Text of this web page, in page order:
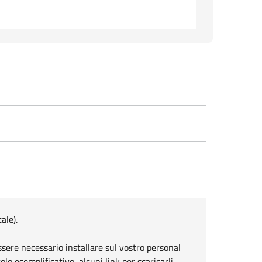
necessario installare sul vostro personal